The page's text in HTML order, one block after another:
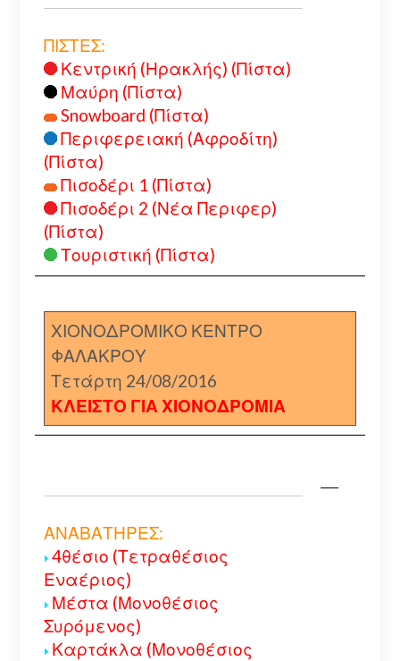
ΠΙΣΤΕΣ:
Κεντρική (Ηρακλής) (Πίστα)
Μαύρη (Πίστα)
Snowboard (Πίστα)
Περιφερειακή (Αφροδίτη)
(Πίστα)
Πισοδέρι 1 (Πίστα)
Πισοδέρι 2 (Νέα Περιφερ)
(Πίστα)
Τουριστική (Πίστα)
ΧΙΟΝΟΔΡΟΜΙΚΟ ΚΕΝΤΡΟ
ΦΑΛΑΚΡΟΥ
Τετάρτη 24/08/2016
ΚΛΕΙΣΤΟ ΓΙΑ ΧΙΟΝΟΔΡΟΜΙΑ
ΑΝΑΒΑΤΗΡΕΣ:
4θέσιο (Τετραθέσιος
Εναέριος)
Μέστα (Μονοθέσιος
Συρόμενος)
Καρτάκλα (Μονοθέσιος